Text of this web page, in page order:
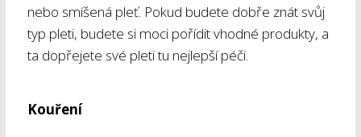
nebo smíšená pleť. Pokud budete dobře znát svůj
typ pleti, budete si moci pořídit vhodné produkty, a
ta dopřejete své pleti tu nejlepší péči.
Kouření